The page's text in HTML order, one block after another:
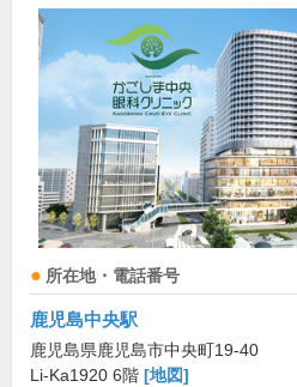
所在地・電話番号
鹿児島中央駅
鹿児島県鹿児島市中央町19-40
Li-Ka1920 6階 [地図]